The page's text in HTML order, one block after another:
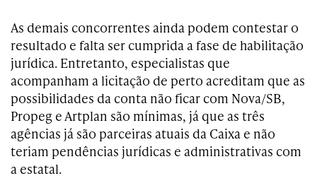
As demais concorrentes ainda podem contestar o
resultado e falta ser cumprida a fase de habilitação
jurídica. Entretanto, especialistas que
acompanham a licitação de perto acreditam que as
possibilidades da conta não ficar com Nova/SB,
Propeg e Artplan são mínimas, já que as três
agências já são parceiras atuais da Caixa e não
teriam pendências jurídicas e administrativas com
a estatal.